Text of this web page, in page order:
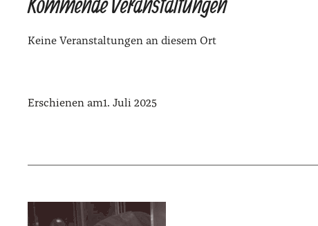
Kei­ne Ver­an­stal­tun­gen an die­sem Ort
Erschienen am1. Juli 2025